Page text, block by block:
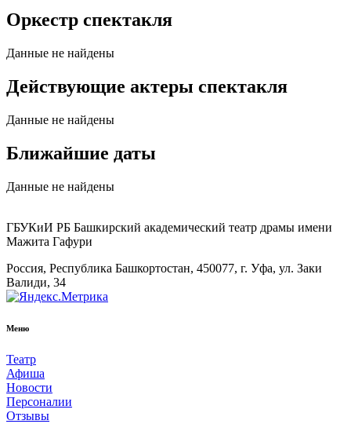
Оркестр спектакля
Данные не найдены
Действующие актеры спектакля
Данные не найдены
Ближайшие даты
Данные не найдены
ГБУКиИ РБ Башкирский академический театр драмы имени
Мажита Гафури
Россия, Республика Башкортостан, 450077, г. Уфа, ул. Заки
Валиди, 34
Меню
Театр
Афиша
Новости
Персоналии
Отзывы